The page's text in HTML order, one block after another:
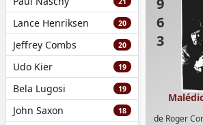
Lance Henriksen 20
Jeffrey Combs 20
Udo Kier 19
Bela Lugosi 19
John Saxon 18
de Roger